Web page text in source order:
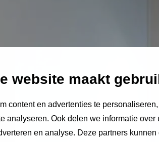
website maakt
content en advertenties te
analyseren. Ook delen we informatie
en analyse. Deze partners